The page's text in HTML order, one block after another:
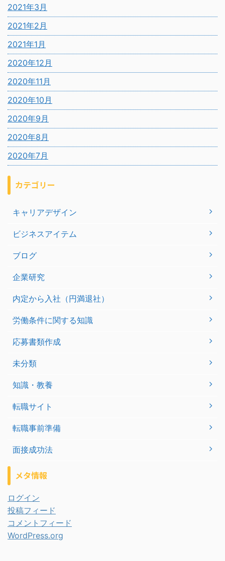
2021年3月
2021年2月
2021年1月
2020年12月
2020年11月
2020年10月
2020年9月
2020年8月
2020年7月
カテゴリー
キャリアデザイン
ビジネスアイテム
ブログ
企業研究
内定から入社（円満退社）
労働条件に関する知識
応募書類作成
未分類
知識・教養
転職サイト
転職事前準備
面接成功法
メタ情報
ログイン
投稿フィード
コメントフィード
WordPress.org